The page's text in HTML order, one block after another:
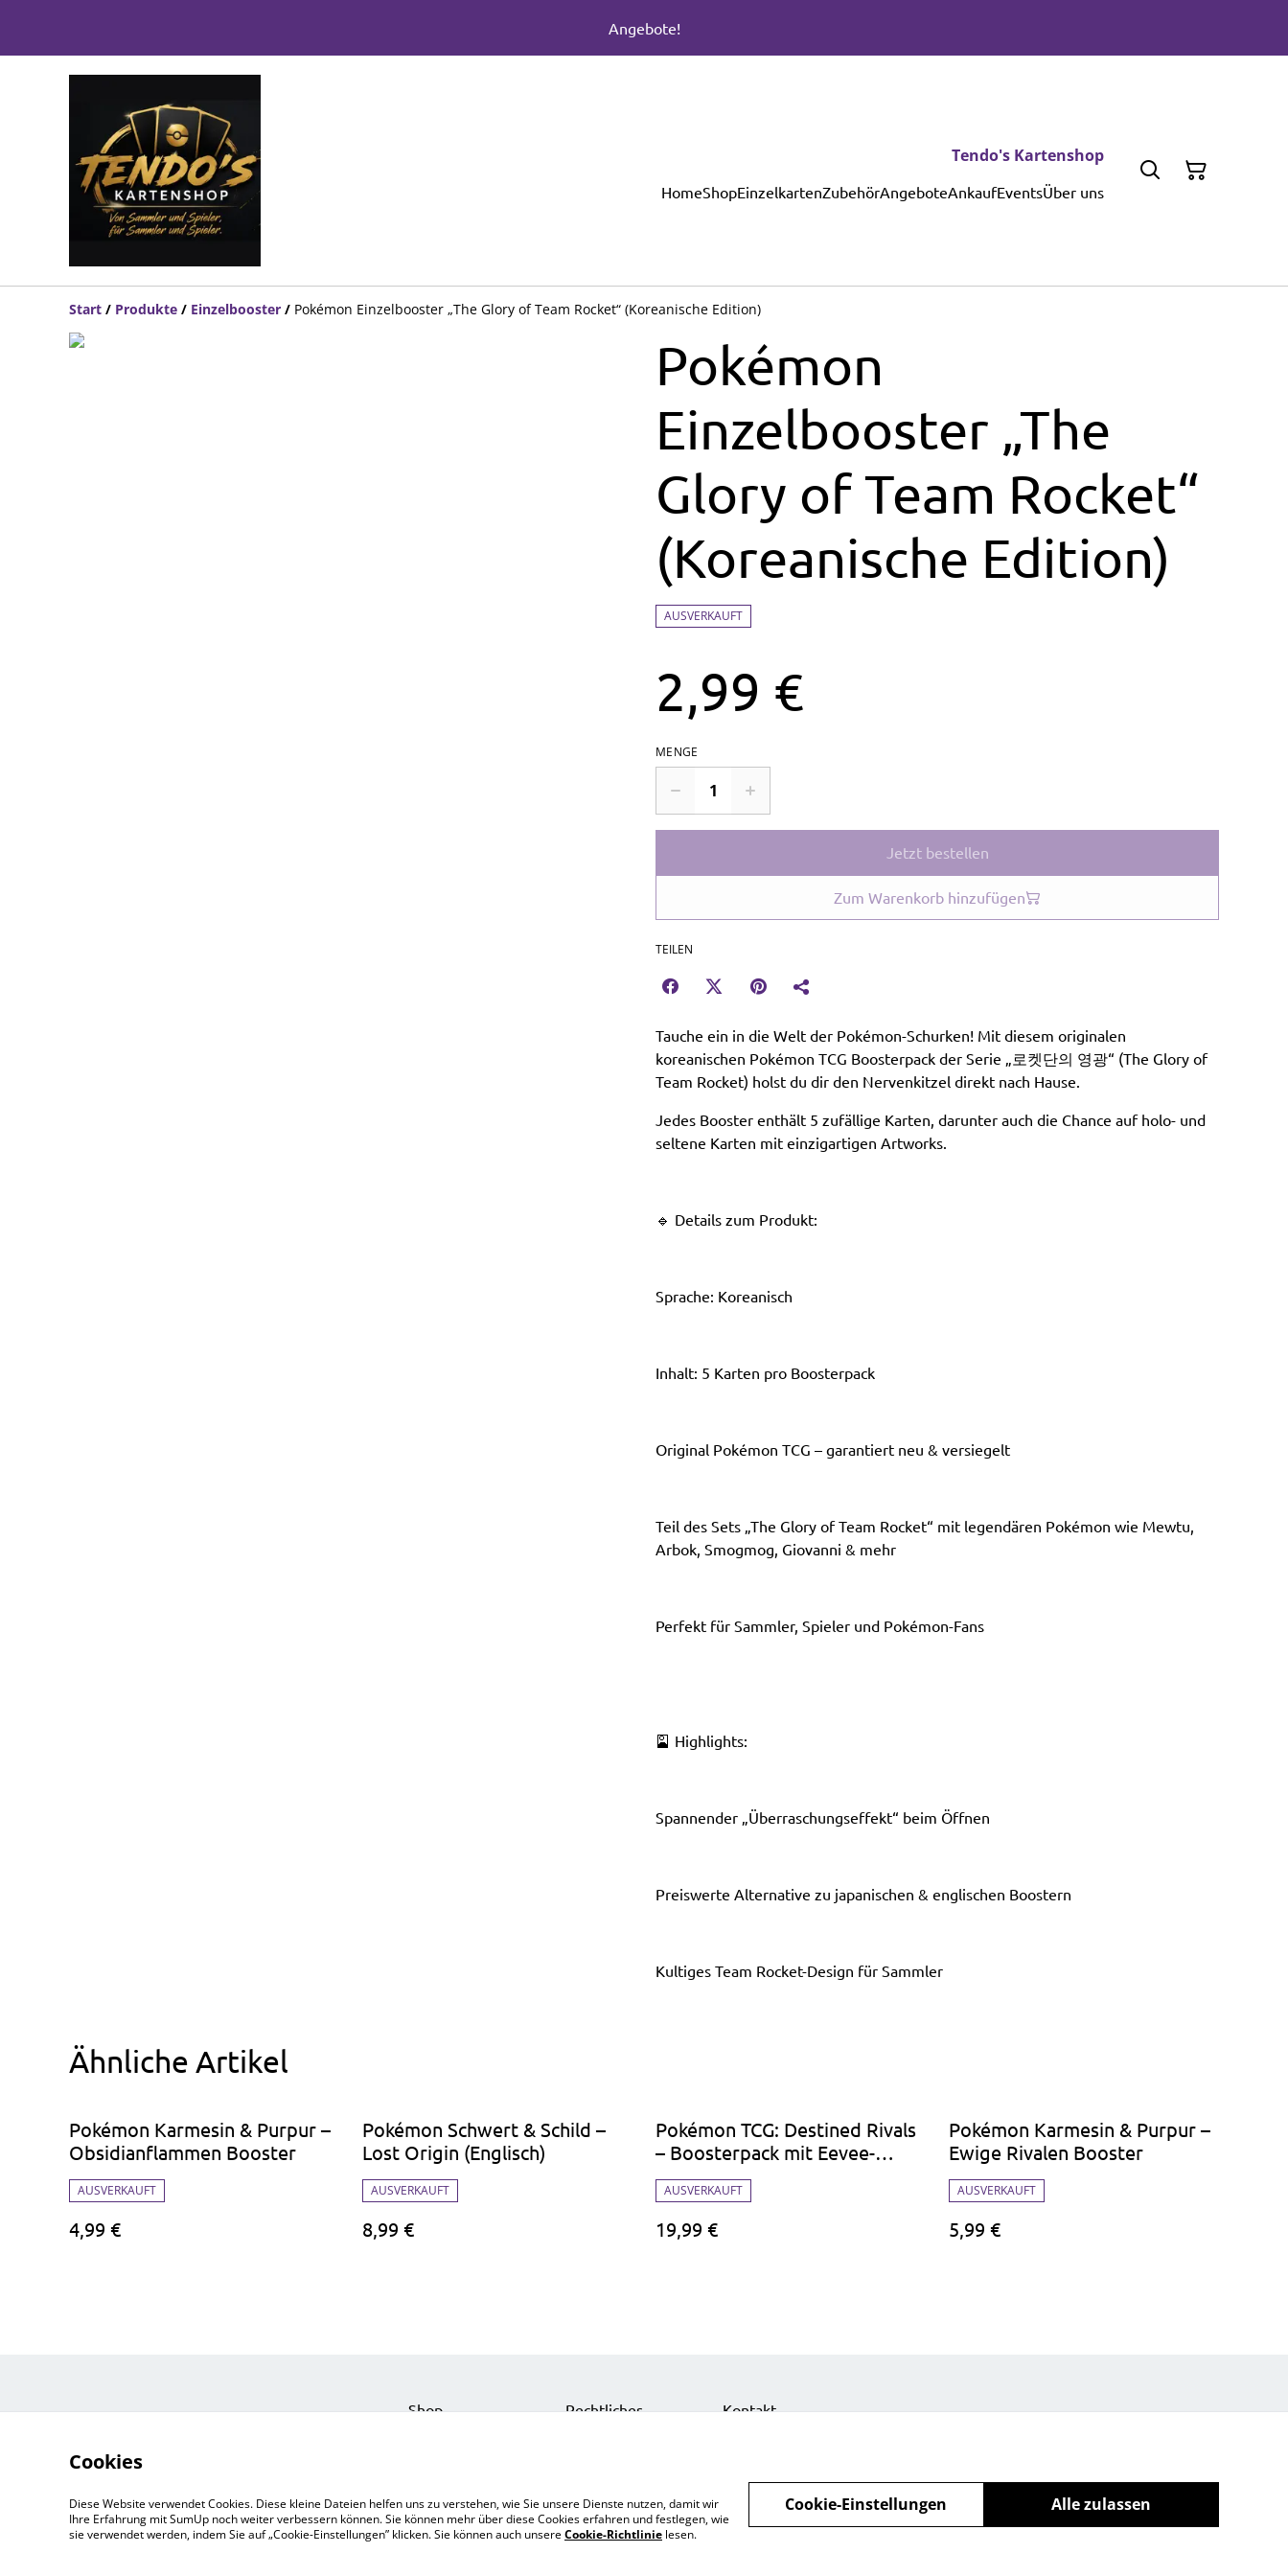
Angebote!
Tendo's Kartenshop
HomeShopEinzelkartenZubehörAngeboteAnkaufEventsÜber uns
Start / Produkte / Einzelbooster / Pokémon Einzelbooster „The Glory of Team Rocket“ (Koreanische Edition)
Pokémon
Einzelbooster „The
Glory of Team Rocket“
(Koreanische Edition)
AUSVERKAUFT
2,99 €
MENGE
Jetzt bestellen
Zum Warenkorb hinzufügen
TEILEN
Tauche ein in die Welt der Pokémon-Schurken! Mit diesem originalen
koreanischen Pokémon TCG Boosterpack der Serie „로켓단의 영광“ (The Glory of
Team Rocket) holst du dir den Nervenkitzel direkt nach Hause.
Jedes Booster enthält 5 zufällige Karten, darunter auch die Chance auf holo- und
seltene Karten mit einzigartigen Artworks.
🔹 Details zum Produkt:
Sprache: Koreanisch
Inhalt: 5 Karten pro Boosterpack
Original Pokémon TCG – garantiert neu & versiegelt
Teil des Sets „The Glory of Team Rocket“ mit legendären Pokémon wie Mewtu,
Arbok, Smogmog, Giovanni & mehr
Perfekt für Sammler, Spieler und Pokémon-Fans
🎴 Highlights:
Spannender „Überraschungseffekt“ beim Öffnen
Preiswerte Alternative zu japanischen & englischen Boostern
Kultiges Team Rocket-Design für Sammler
Ähnliche Artikel
Pokémon Karmesin & Purpur –
Obsidianflammen Booster
AUSVERKAUFT
4,99 €
Pokémon Schwert & Schild –
Lost Origin (Englisch)
AUSVERKAUFT
8,99 €
Pokémon TCG: Destined Rivals
– Boosterpack mit Eevee-
Promo & Münze
AUSVERKAUFT
19,99 €
Pokémon Karmesin & Purpur –
Ewige Rivalen Booster
AUSVERKAUFT
5,99 €
Shop
Zubehör
Rechtliches Kontakt
Cookies
Diese Website verwendet Cookies. Diese kleine Dateien helfen uns zu verstehen, wie Sie unsere Dienste nutzen, damit wir
Ihre Erfahrung mit SumUp noch weiter verbessern können. Sie können mehr über diese Cookies erfahren und festlegen, wie
sie verwendet werden, indem Sie auf „Cookie-Einstellungen” klicken. Sie können auch unsereCookie-Richtlinie lesen.
Alle zulassen
Cookie-Einstellungen